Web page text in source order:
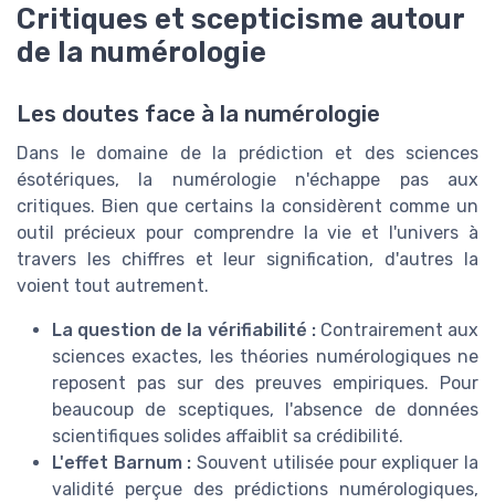
Critiques et scepticisme autour
de la numérologie
Les doutes face à la numérologie
Dans le domaine de la prédiction et des sciences
ésotériques, la numérologie n'échappe pas aux
critiques. Bien que certains la considèrent comme un
outil précieux pour comprendre la vie et l'univers à
travers les chiffres et leur signification, d'autres la
voient tout autrement.
La question de la vérifiabilité :Contrairement aux
sciences exactes, les théories numérologiques ne
reposent pas sur des preuves empiriques. Pour
beaucoup de sceptiques, l'absence de données
scientifiques solides affaiblit sa crédibilité.
L'effet Barnum : Souvent utilisée pour expliquer la
validité perçue des prédictions numérologiques,